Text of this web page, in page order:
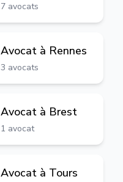
7 avocats
Avocat à Rennes
3 avocats
Avocat à Brest
1 avocat
Avocat à Tours